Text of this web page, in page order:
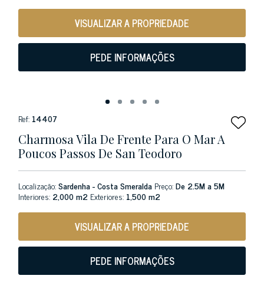
VISUALIZAR A PROPRIEDADE
PEDE INFORMAÇÕES
Ref: 14407
Charmosa Vila De Frente Para O Mar A
Poucos Passos De San Teodoro
Localização:Sardenha - Costa Smeralda Preço:De 2.5M a 5M
Interiores: 2,000 m2 Exteriores: 1,500 m2
VISUALIZAR A PROPRIEDADE
PEDE INFORMAÇÕES